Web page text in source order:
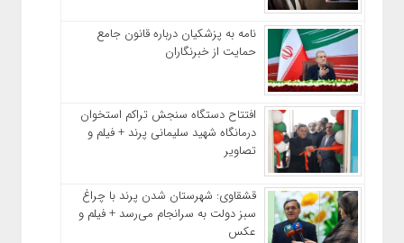
نامه به پزشکیان درباره قانون جامع
حمایت از خبرنگاران
افتتاح دستگاه سنجش تراکم استخوان
درمانگاه شهید سلیمانی پرند + فیلم و
تصاویر
قشقاوی: شهرستان شدن پرند با چراغ
سبز دولت به سرانجام می‌رسد + فیلم و
عکس